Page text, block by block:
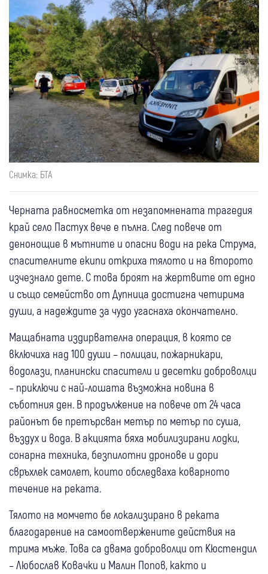
Снимка: БТА
Черната равносметка от незапомнената трагедия
край село Пастух вече е пълна. След повече от
денонощие в мътните и опасни води на река Струма,
спасителните екипи откриха тялото и на второто
изчезнало дете. С това броят на жертвите от едно
и също семейство от Дупница достигна четирима
души, а надеждите за чудо угаснаха окончателно.
Мащабната издирвателна операция, в която се
включиха над 100 души – полицаи, пожарникари,
водолази, планински спасители и десетки доброволци
– приключи с най-лошата възможна новина в
съботния ден. В продължение на повече от 24 часа
районът бе претърсван метър по метър по суша,
въздух и вода. В акцията бяха мобилизирани лодки,
сонарна техника, безпилотни дронове и дори
свръхлек самолет, които обследваха коварното
течение на реката.
Тялото на момчето бе локализирано в реката
благодарение на самоотвержените действия на
трима мъже. Това са двама доброволци от Кюстендил
– Любослав Ковачки и Малин Попов, както и